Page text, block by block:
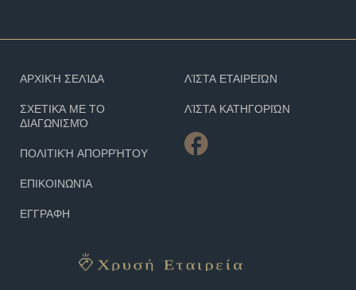
ΑΡΧΙΚΉ ΣΕΛΊΔΑ
ΣΧΕΤΙΚΆ ΜΕ ΤΟ
ΔΙΑΓΩΝΙΣΜΌ
ΠΟΛΙΤΙΚΉ ΑΠΟΡΡΉΤΟΥ
ΕΠΙΚΟΙΝΩΝΊΑ
ΕΓΓΡΑΦΗ
ΛΊΣΤΑ ΕΤΑΙΡΕΙΏΝ
ΛΊΣΤΑ ΚΑΤΗΓΟΡΙΏΝ